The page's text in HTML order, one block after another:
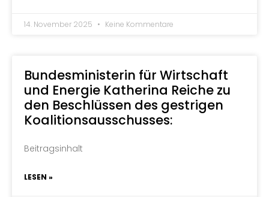
14. November 2025 Keine Kommentare
Bundesministerin für Wirtschaft
und Energie Katherina Reiche zu
den Beschlüssen des gestrigen
Koalitionsausschusses:
Beitragsinhalt
LESEN »